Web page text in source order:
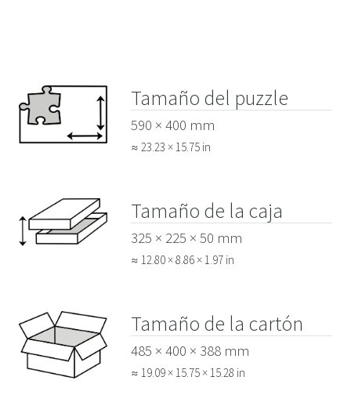
Tamaño del puzzle
590 × 400 mm
≈ 23.23 × 15.75 in
Tamaño de la caja
325 × 225 × 50 mm
≈ 12.80 × 8.86 × 1.97 in
Tamaño de la cartón
485 × 400 × 388 mm
≈ 19.09 × 15.75 × 15.28 in